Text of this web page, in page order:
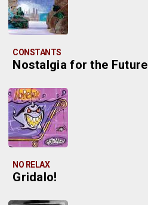
CONSTANTS
Nostalgia for the Future
NO RELAX
Gridalo!